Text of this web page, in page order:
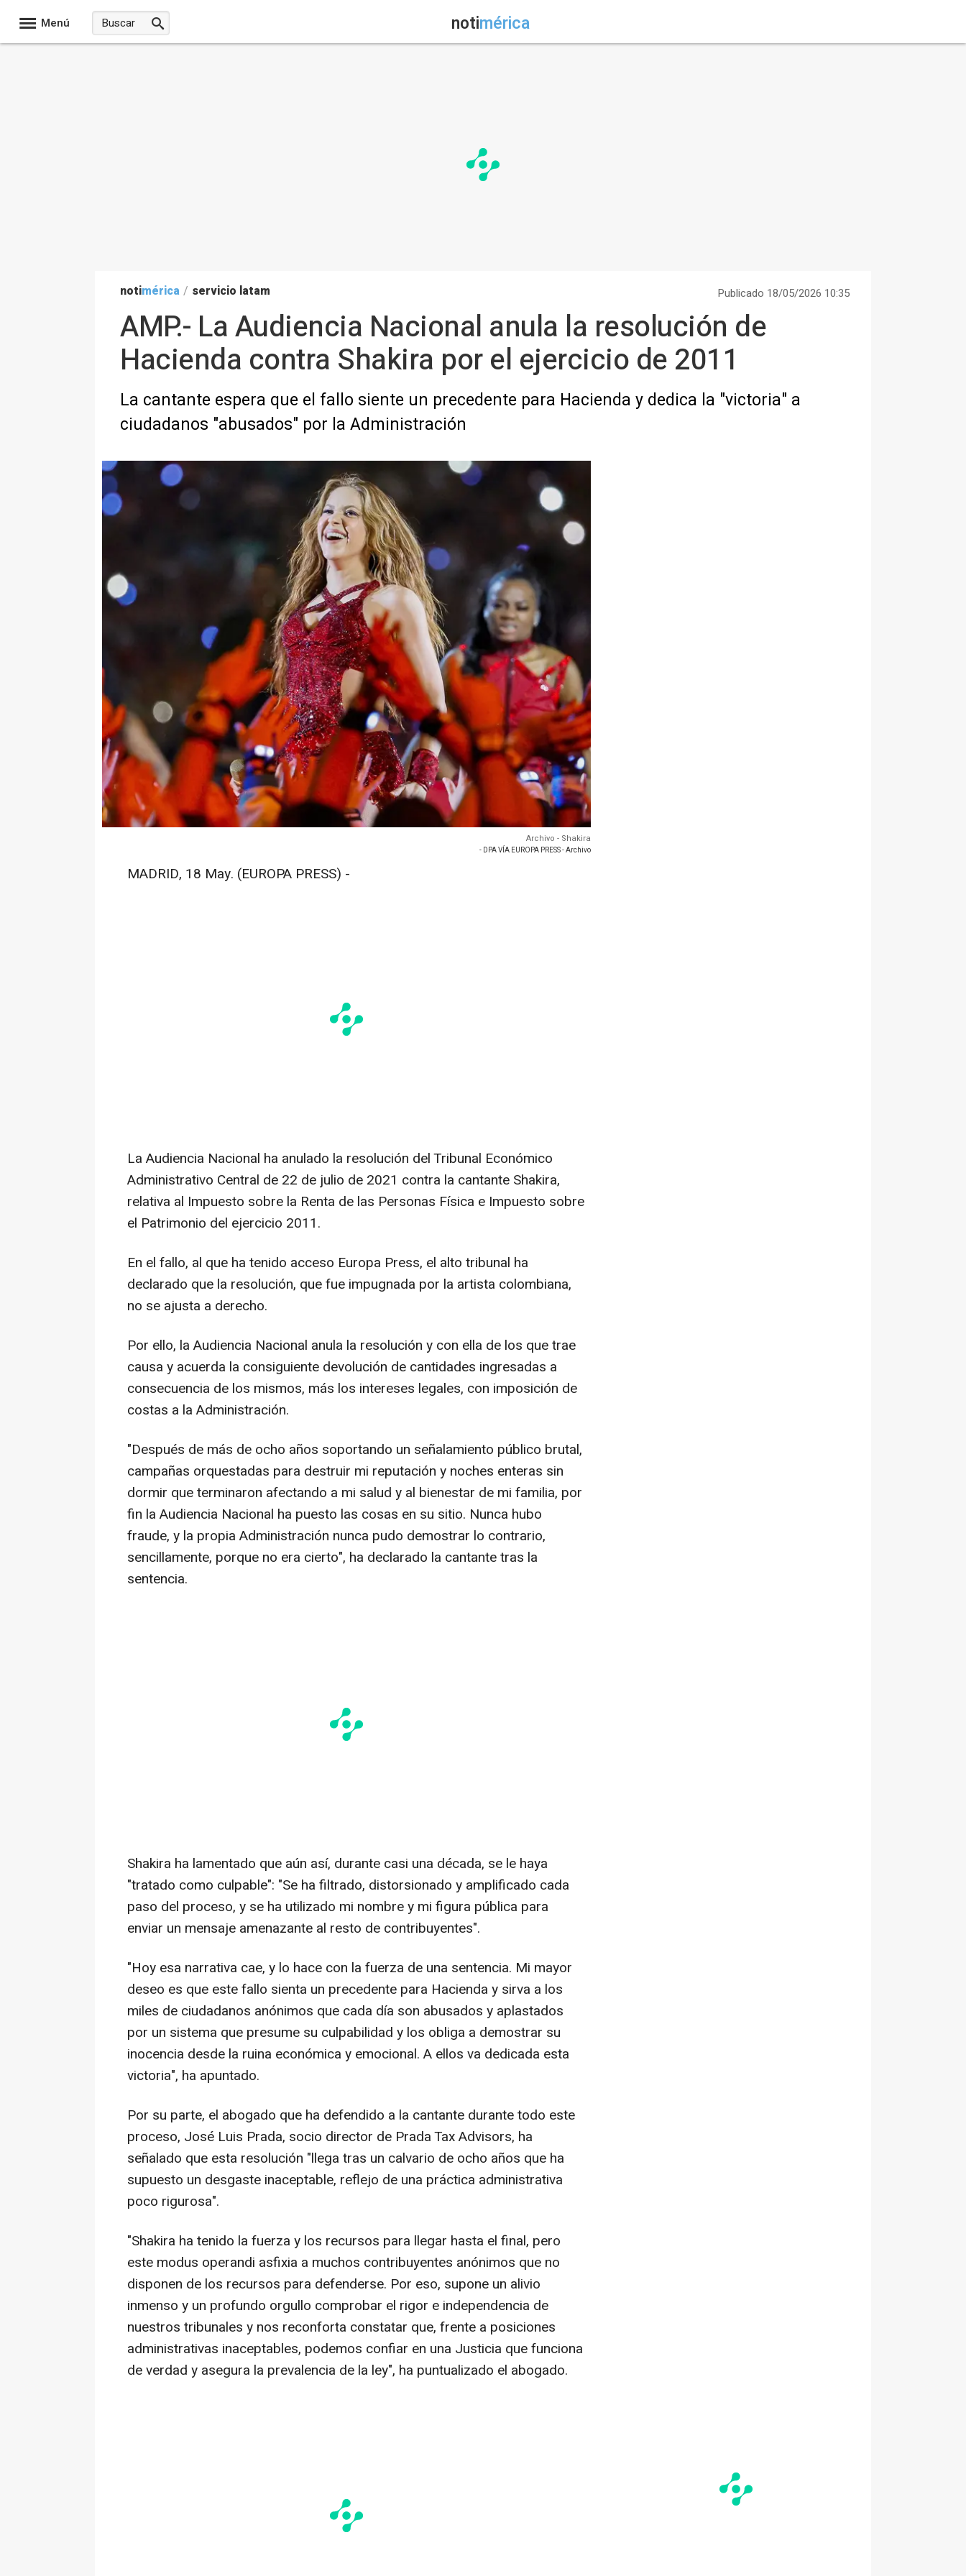
Menú notimérica
notimérica / servicio latam Publicado 18/05/2026 10:35
AMP.- La Audiencia Nacional anula la resolución de
Hacienda contra Shakira por el ejercicio de 2011
La cantante espera que el fallo siente un precedente para Hacienda y dedica la "victoria" a
ciudadanos "abusados" por la Administración
Archivo - Shakira
- DPA VÍA EUROPA PRESS - Archivo
MADRID, 18 May. (EUROPA PRESS) -
La Audiencia Nacional ha anulado la resolución del Tribunal Económico
Administrativo Central de 22 de julio de 2021 contra la cantante Shakira,
relativa al Impuesto sobre la Renta de las Personas Física e Impuesto sobre
el Patrimonio del ejercicio 2011.
En el fallo, al que ha tenido acceso Europa Press, el alto tribunal ha
declarado que la resolución, que fue impugnada por la artista colombiana,
no se ajusta a derecho.
Por ello, la Audiencia Nacional anula la resolución y con ella de los que trae
causa y acuerda la consiguiente devolución de cantidades ingresadas a
consecuencia de los mismos, más los intereses legales, con imposición de
costas a la Administración.
"Después de más de ocho años soportando un señalamiento público brutal,
campañas orquestadas para destruir mi reputación y noches enteras sin
dormir que terminaron afectando a mi salud y al bienestar de mi familia, por
fin la Audiencia Nacional ha puesto las cosas en su sitio. Nunca hubo
fraude, y la propia Administración nunca pudo demostrar lo contrario,
sencillamente, porque no era cierto", ha declarado la cantante tras la
sentencia.
Shakira ha lamentado que aún así, durante casi una década, se le haya
"tratado como culpable": "Se ha filtrado, distorsionado y amplificado cada
paso del proceso, y se ha utilizado mi nombre y mi figura pública para
enviar un mensaje amenazante al resto de contribuyentes".
"Hoy esa narrativa cae, y lo hace con la fuerza de una sentencia. Mi mayor
deseo es que este fallo sienta un precedente para Hacienda y sirva a los
miles de ciudadanos anónimos que cada día son abusados y aplastados
por un sistema que presume su culpabilidad y los obliga a demostrar su
inocencia desde la ruina económica y emocional. A ellos va dedicada esta
victoria", ha apuntado.
Por su parte, el abogado que ha defendido a la cantante durante todo este
proceso, José Luis Prada, socio director de Prada Tax Advisors, ha
señalado que esta resolución "llega tras un calvario de ocho años que ha
supuesto un desgaste inaceptable, reflejo de una práctica administrativa
poco rigurosa".
"Shakira ha tenido la fuerza y los recursos para llegar hasta el final, pero
este modus operandi asfixia a muchos contribuyentes anónimos que no
disponen de los recursos para defenderse. Por eso, supone un alivio
inmenso y un profundo orgullo comprobar el rigor e independencia de
nuestros tribunales y nos reconforta constatar que, frente a posiciones
administrativas inaceptables, podemos confiar en una Justicia que funciona
de verdad y asegura la prevalencia de la ley", ha puntualizado el abogado.